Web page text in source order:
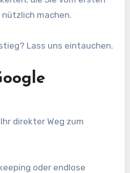
nützlich machen.
Lass uns eintauchen.
direkter Weg zum
oder endlose